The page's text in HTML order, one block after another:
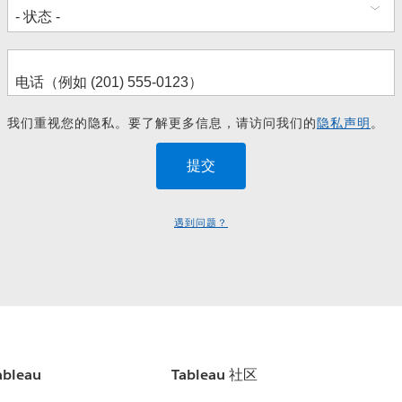
我们重视您的隐私。要了解更多信息，请访问我们的隐私声明。
遇到问题？
Tableau 社区